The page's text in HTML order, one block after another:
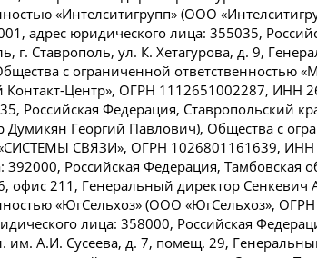
«Интелситигрупп» (ООО
адрес юридического лица: 355035,
г. Ставрополь, ул. К. Хетагурова, д. 9,
с ограниченной ответственностью
Центр», ОГРН 1112651002287, ИНН
Российская Федерация, Ставропольский
Георгий Павлович), Общества с
СВЯЗИ», ОГРН 1026801161639, ИНН
Российская Федерация, Тамбовская
офис 211, Генеральный директор Сенкевич
«ЮгСельхоз» (ООО «ЮгСельхоз»,
лица: 358000, Российская
им. А.И. Сусеева, д. 7, помещ. 29,